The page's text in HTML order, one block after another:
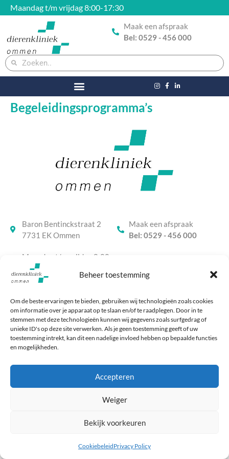
Beheer toestemming
Om de beste ervaringen te bieden, gebruiken wij technologieën zoals cookies
om informatie over je apparaat op te slaan en/of te raadplegen. Door in te
stemmen met deze technologieën kunnen wij gegevens zoals surfgedrag of
unieke ID's op deze site verwerken. Als je geen toestemming geeft of uw
toestemming intrekt, kan dit een nadelige invloed hebben op bepaalde functies
en mogelijkheden.
Accepteren
Weiger
Bekijk voorkeuren
CookiebeleidPrivacy Policy
Maandag t/m vrijdag 8:00-17:30
Maak een afspraak
Bel: 0529 - 456 000
Begeleidingsprogramma’s
Baron Bentinckstraat 2
7731 EK Ommen
Maandag t/m vrijdag 8:00-
17:30
Maak een afspraak
Bel: 0529 - 456 000
© 2026 Dierenkliniek Ommen
Algemene voorwaarden
Privacy policy
Cookiebeleid
Deze website is ontwikkeld door Webzuiver